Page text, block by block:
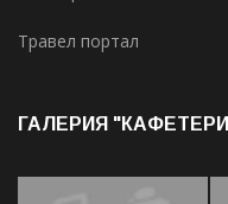
Травел портал
ГАЛЕРИЯ